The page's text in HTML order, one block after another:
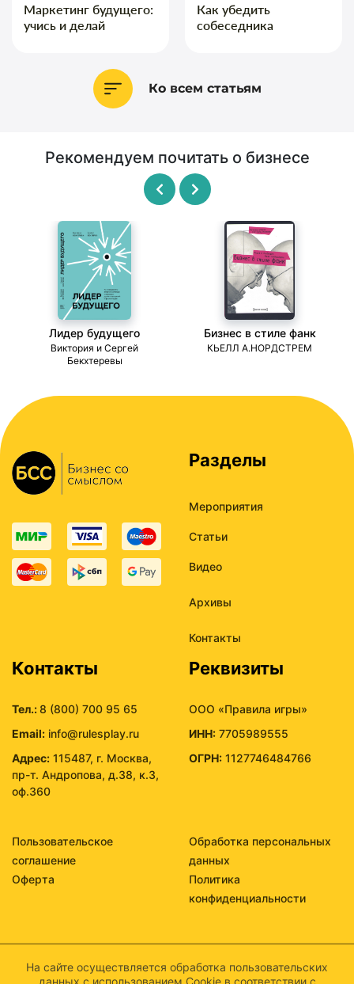
Маркетинг будущего:
учись и делай
Как убедить
собеседника
Ко всем статьям
Рекомендуем почитать о бизнесе
Лидер будущего
Виктория и Сергей
Бекхтеревы
Бизнес в стиле фанк
КЬЕЛЛ А.НОРДСТРЕМ
Разделы
Мероприятия
Статьи
Видео
Архивы
Контакты
Контакты
Тел.:8 (800) 700 95 65
Email: info@rulesplay.ru
Адрес: 115487, г. Москва,
пр-т. Андропова, д.38, к.3,
оф.360
Реквизиты
ООО «Правила игры»
ИНН: 7705989555
ОГРН: 1127746484766
Пользовательское
соглашение
Обработка персональных
данных
Оферта
Политика
конфиденциальности
На сайте осуществляется обработка пользовательских